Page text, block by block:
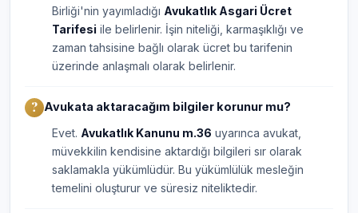
Birliği'nin yayımladığı Avukatlık Asgari Ücret
Tarifesi ile belirlenir. İşin niteliği, karmaşıklığı ve
zaman tahsisine bağlı olarak ücret bu tarifenin
üzerinde anlaşmalı olarak belirlenir.
Avukata aktaracağım bilgiler korunur mu?
Evet. Avukatlık Kanunu m.36 uyarınca avukat,
müvekkilin kendisine aktardığı bilgileri sır olarak
saklamakla yükümlüdür. Bu yükümlülük mesleğin
temelini oluşturur ve süresiz niteliktedir.